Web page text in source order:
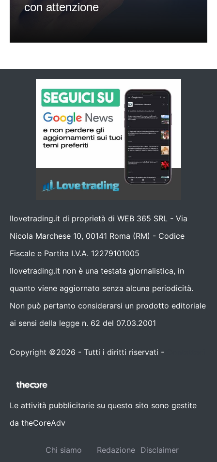
con attenzione
Ilovetrading.it di proprietà di WEB 365 SRL - Via
Nicola Marchese 10, 00141 Roma (RM) - Codice
Fiscale e Partita I.V.A. 12279101005
Ilovetrading.it non è una testata giornalistica, in
quanto viene aggiornato senza alcuna periodicità.
Non può pertanto considerarsi un prodotto editoriale
ai sensi della legge n. 62 del 07.03.2001
Copyright ©2026 - Tutti i diritti riservati -
Le attività pubblicitarie su questo sito sono gestite
da theCoreAdv
Chi siamo Redazione Disclaimer